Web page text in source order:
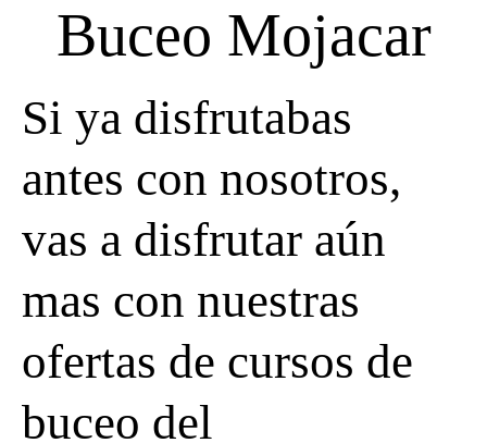
Buceo Mojacar
Si ya disfrutabas
antes con nosotros,
vas a disfrutar aún
mas con nuestras
ofertas de cursos de
buceo del